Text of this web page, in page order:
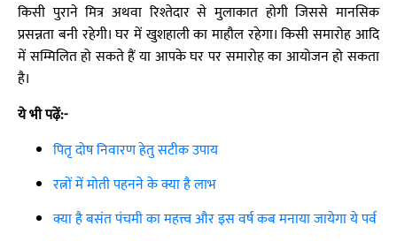
किसी पुराने मित्र अथवा रिश्तेदार से मुलाकात होगी जिससे मानसिक
प्रसन्नता बनी रहेगी। घर में खुशहाली का माहौल रहेगा। किसी समारोह आदि
में सम्मिलित हो सकते हैं या आपके घर पर समारोह का आयोजन हो सकता
है।
ये भी पढ़ें:-
पितृ दोष निवारण हेतु सटीक उपाय
रत्नों में मोती पहनने के क्या है लाभ
क्या है बसंत पंचमी का महत्त्व और इस वर्ष कब मनाया जायेगा ये पर्व